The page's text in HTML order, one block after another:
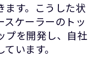
ます。こうした状
ケーラーのトッ
プを開発し、自社
います。